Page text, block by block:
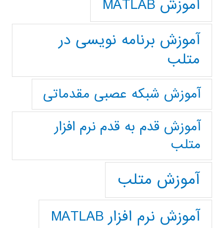
آموزش MATLAB
آموزش برنامه نویسی در
متلب
آموزش شبکه عصبی مقدماتی
آموزش قدم به قدم نرم افزار
متلب
آموزش متلب
آموزش نرم افزار MATLAB